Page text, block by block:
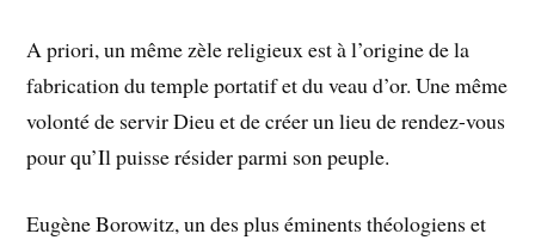
A priori, un même zèle religieux est à l’origine de la
fabrication du temple portatif et du veau d’or. Une même
volonté de servir Dieu et de créer un lieu de rendez-vous
pour qu’Il puisse résider parmi son peuple.
Eugène Borowitz, un des plus éminents théologiens et